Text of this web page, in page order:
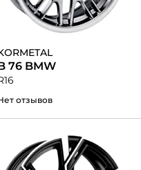
76 BMW
отзывов